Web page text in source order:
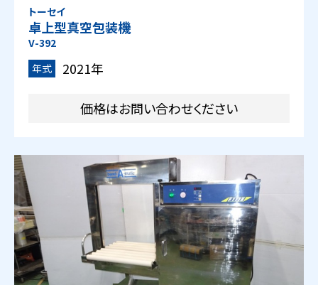
トーセイ
卓上型真空包装機
V-392
年式
2021年
価格はお問い合わせください